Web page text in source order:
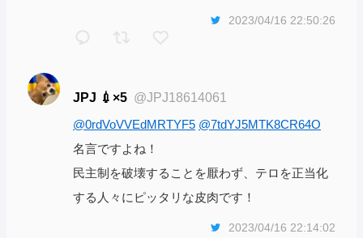
2023/04/16 22:50:26
JPJ 💉×5 @JPJ18614061
@0rdVoVVEdMRTYF5 @7tdYJ5MTK8CR64O
名言ですよね！
民主制を破壊することを厭わず、テロを正当化
する人々にピッタリな皮肉です！
2023/04/16 22:14:02